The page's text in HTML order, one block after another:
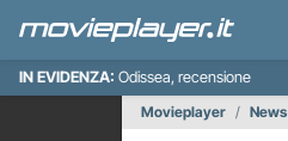
IN EVIDENZA: Odissea, recensione
Movieplayer
News